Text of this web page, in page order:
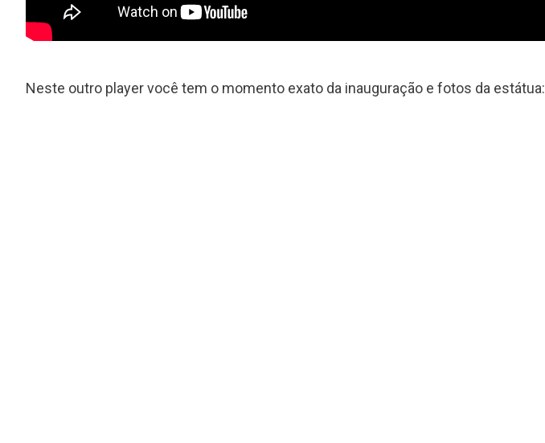
Neste outro player você tem o momento exato da inauguração e fotos da estátua: